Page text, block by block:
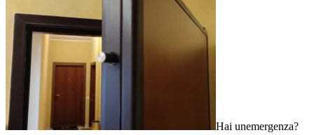
Hai unemergenza?